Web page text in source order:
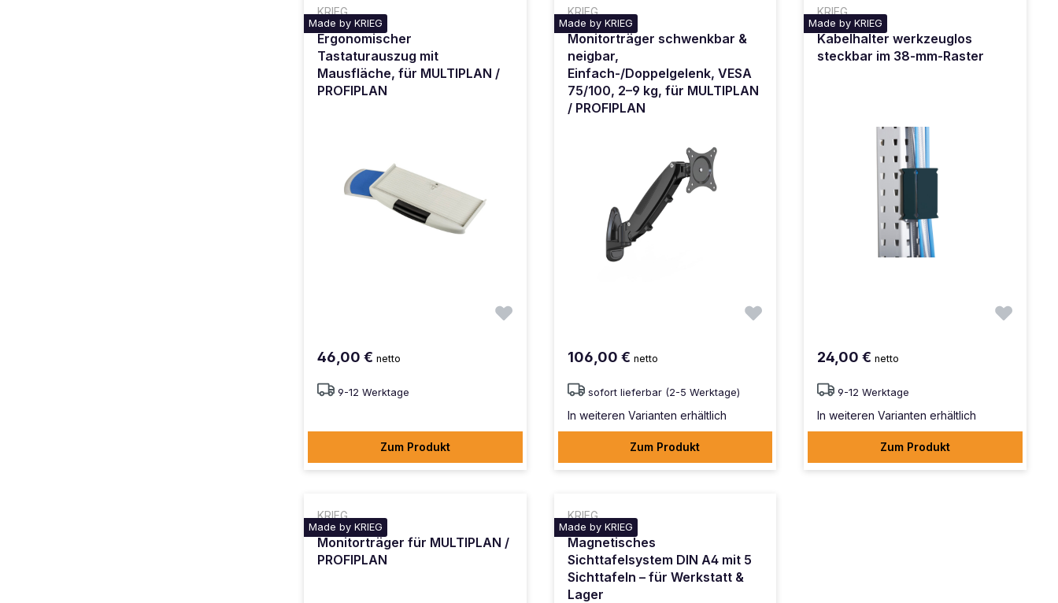
KRIEG
Made by KRIEG
Ergonomischer
Tastaturauszug mit
Mausfläche, für MULTIPLAN /
PROFIPLAN
46,00 € netto
9-12 Werktage
Zum Produkt
KRIEG
Made by KRIEG
Monitorträger schwenkbar &
neigbar,
Einfach-/Doppelgelenk, VESA
75/100, 2–9 kg, für MULTIPLAN
/ PROFIPLAN
106,00 € netto
sofort lieferbar (2-5 Werktage)
In weiteren Varianten erhältlich
Zum Produkt
KRIEG
Made by KRIEG
Kabelhalter werkzeuglos
steckbar im 38-mm-Raster
24,00 €netto
9-12 Werktage
In weiteren Varianten erhältlich
Zum Produkt
KRIEG
Made by KRIEG
Monitorträger für MULTIPLAN /
PROFIPLAN
KRIEG
Made by KRIEG
Magnetisches
Sichttafelsystem DIN A4 mit 5
Sichttafeln – für Werkstatt &
Lager